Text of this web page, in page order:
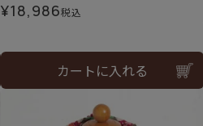
¥18,986税込
カートに入れる